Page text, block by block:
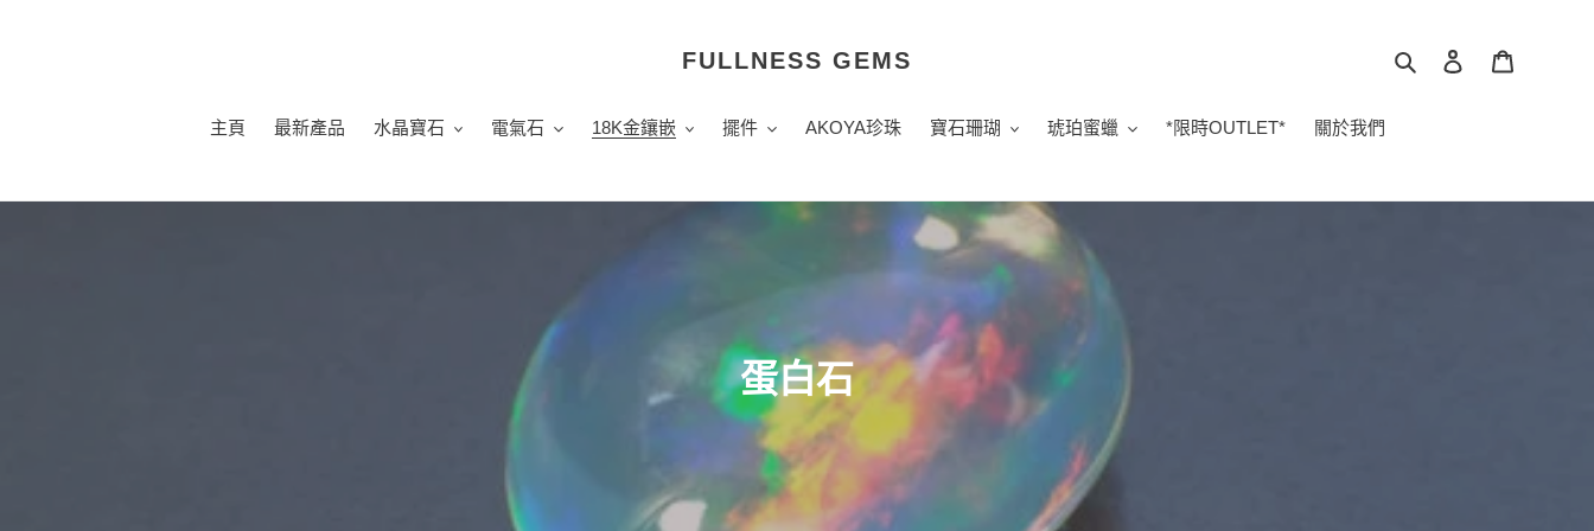
FULLNESS GEMS 搜尋 登入
主頁 最新產品 水晶寶石 電氣石 18K金鑲嵌 擺件 AKOYA珍珠 寶石珊瑚 琥珀蜜蠟 *限時OUTLET* 關於我們
商
品
系
列
蛋白石